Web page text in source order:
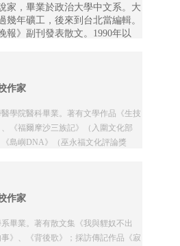
家，畢業於政治大學中文系。大
幾年礦工，後來到台北當編輯。
報》副刊發表散文。1990年以
作家
學院醫科畢業。著有文學作品《生技
《福爾摩沙三族記》（入圍文化部
島嶼DNA》（巫永福文化評論獎
作家
畢業。著有散文集《我與貍奴不出
》、《背後歌》；採訪傳記作品《寂